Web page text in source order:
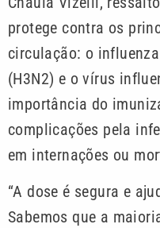
protege contra os
circulação: o
(H3N2) e o vírus
importância do
complicações pela
em internações ou
“A dose é segura e
Sabemos que a